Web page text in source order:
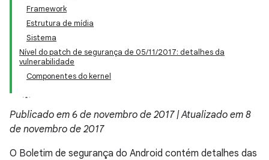
Framework
Estrutura de mídia
Sistema
Nível do patch de segurança de 05/11/2017: detalhes da
vulnerabilidade
Componentes do kernel
Publicado em 6 de novembro de 2017 | Atualizado em 8
de novembro de 2017
O Boletim de segurança do Android contém detalhes das